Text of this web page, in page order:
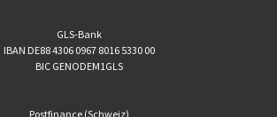
GLS-Bank
IBAN DE88 4306 0967 8016 5330 00
BIC GENODEM1GLS
Postfinance (Schweiz)